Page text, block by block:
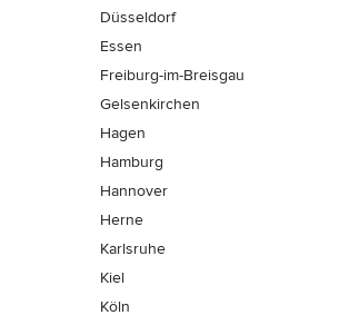
Düsseldorf
Essen
Freiburg-im-Breisgau
Gelsenkirchen
Hagen
Hamburg
Hannover
Herne
Karlsruhe
Kiel
Köln